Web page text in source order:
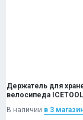
Держатель для
велосипеда
В наличии в 3